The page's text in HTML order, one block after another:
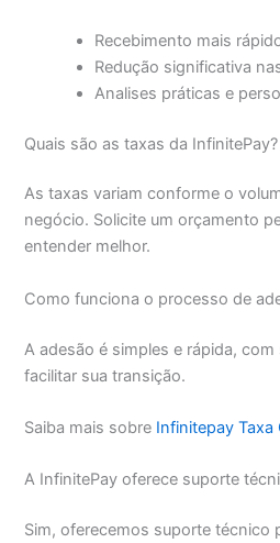
Recebimento mais
Redução significativa
Analises práticas e
Quais são as taxas da InfinitePay?
As taxas variam conforme o
negócio. Solicite um orçamento
entender melhor.
Como funciona o processo de
A adesão é simples e rápida,
facilitar sua transição.
Saiba mais sobre Infinitepay Taxa
A InfinitePay oferece suporte
Sim, oferecemos suporte técnico